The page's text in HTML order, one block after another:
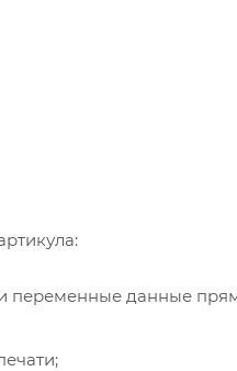
переменные данные